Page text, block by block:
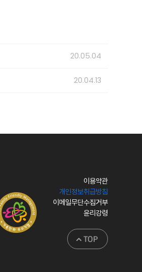
20.05.04
20.04.13
이용약관
개인정보취급방침
이메일무단수집거부
윤리강령
TOP